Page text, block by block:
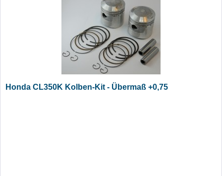
Honda CL350K Kolben-Kit - Übermaß +0,75